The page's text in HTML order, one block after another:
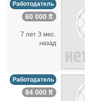
Работодатель
60 000 ₶
7 лет 3 мес.
назад
Работодатель
84 000 ₶